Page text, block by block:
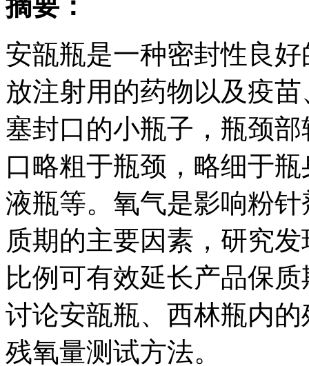
安瓿瓶是一种密封性良
放注射用的药物以及疫
塞封口的小瓶子，瓶颈
口略粗于瓶颈，略细于
液瓶等。氧气是影响粉
质期的主要因素，研究
比例可有效延长产品保
讨论安瓿瓶、西林瓶内
残氧量测试方法。